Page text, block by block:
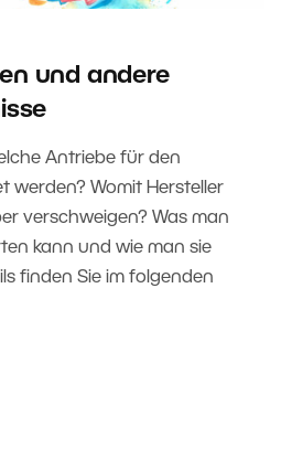
und andere
Antriebe für den
werden? Womit Hersteller
verschweigen? Was man
kann und wie man sie
finden Sie im folgenden